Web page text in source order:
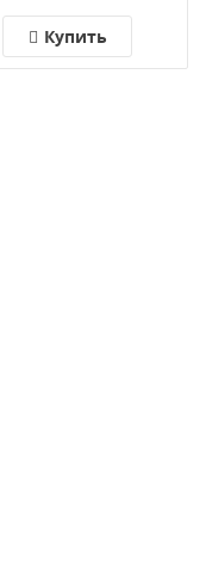
Купить